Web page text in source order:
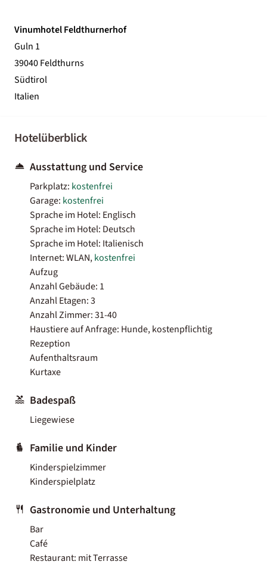
Vinumhotel Feldthurnerhof
Guln 1
39040 Feldthurns
Südtirol
Italien
Hotelüberblick
Ausstattung und Service
Parkplatz: kostenfrei
Garage: kostenfrei
Sprache im Hotel: Englisch
Sprache im Hotel: Deutsch
Sprache im Hotel: Italienisch
Internet: WLAN,kostenfrei
Aufzug
Anzahl Gebäude: 1
Anzahl Etagen: 3
Anzahl Zimmer: 31-40
Haustiere auf Anfrage: Hunde, kostenpflichtig
Rezeption
Aufenthaltsraum
Kurtaxe
Badespaß
Liegewiese
Familie und Kinder
Kinderspielzimmer
Kinderspielplatz
Gastronomie und Unterhaltung
Bar
Café
Restaurant: mit Terrasse